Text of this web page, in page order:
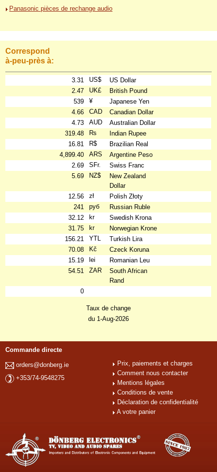
Panasonic pièces de rechange audio
Correspond
à-peu-près à:
3.31 US$
US Dollar
2.47
UK£
British Pound
539
¥
Japanese Yen
4.66
CAD
Canadian Dollar
4.73
AUD
Australian Dollar
319.48
₨
Indian Rupee
16.81
R$
Brazilian Real
4,899.40
ARS
Argentine Peso
2.69
SFr.
Swiss Franc
5.69
NZ$
New Zealand
Dollar
12.56
zł
Polish Złoty
241
руб
Russian Ruble
32.12
kr
Swedish Krona
31.75
kr
Norwegian Krone
156.21
YTL
Turkish Lira
70.08
Kč
Czeck Koruna
15.19
lei
Romanian Leu
54.51
ZAR
South African
Rand
0
Taux de change
du 1-Aug-2026
Commande directe
orders@donberg.ie
+353/74-9548275
Prix, paiements et charges
Comment nous contacter
Mentions légales
Conditions de vente
Déclaration de confidentialité
A votre panier